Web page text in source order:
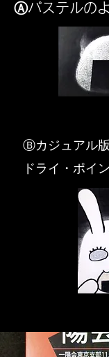
Ⓐパステルの
​Ⓑカジュアル版
ドライ・ポイ